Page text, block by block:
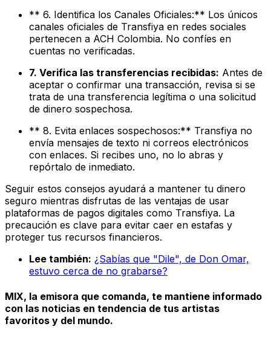
** 6. Identifica los Canales Oficiales:** Los únicos
canales oficiales de Transfiya en redes sociales
pertenecen a ACH Colombia. No confíes en
cuentas no verificadas.
7. Verifica las transferencias recibidas: Antes de
aceptar o confirmar una transacción, revisa si se
trata de una transferencia legítima o una solicitud
de dinero sospechosa.
** 8. Evita enlaces sospechosos:** Transfiya no
envía mensajes de texto ni correos electrónicos
con enlaces. Si recibes uno, no lo abras y
repórtalo de inmediato.
Seguir estos consejos ayudará a mantener tu dinero
seguro mientras disfrutas de las ventajas de usar
plataformas de pagos digitales como Transfiya. La
precaución es clave para evitar caer en estafas y
proteger tus recursos financieros.
Lee también: ¿Sabías que "Dile", de Don Omar,
estuvo cerca de no grabarse?
MIX, la emisora que comanda, te mantiene informado
con las noticias en tendencia de tus artistas
favoritos y del mundo.